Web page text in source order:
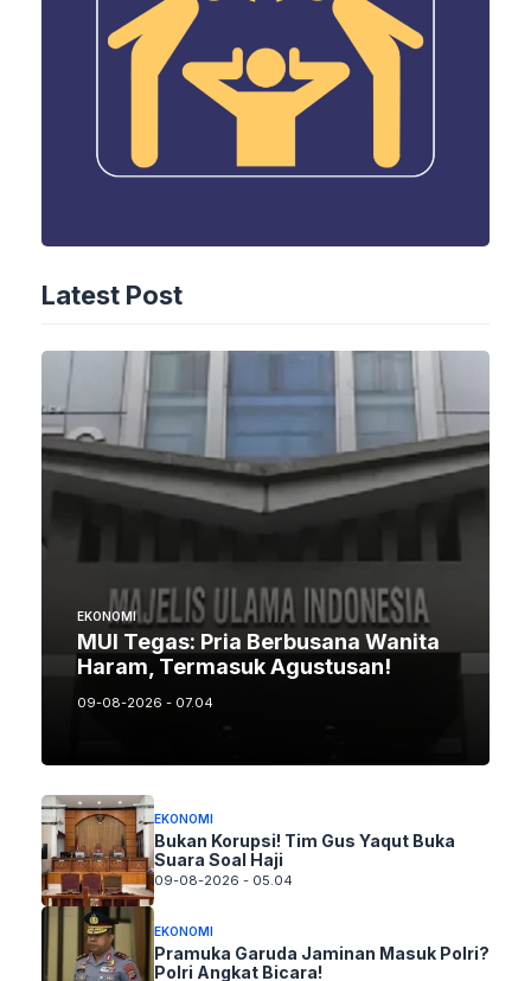
Latest Post
EKONOMI
MUI Tegas: Pria Berbusana Wanita
Haram, Termasuk Agustusan!
09-08-2026 - 07.04
EKONOMI
Bukan Korupsi! Tim Gus Yaqut Buka
Suara Soal Haji
09-08-2026 - 05.04
EKONOMI
Pramuka Garuda Jaminan Masuk Polri?
Polri Angkat Bicara!